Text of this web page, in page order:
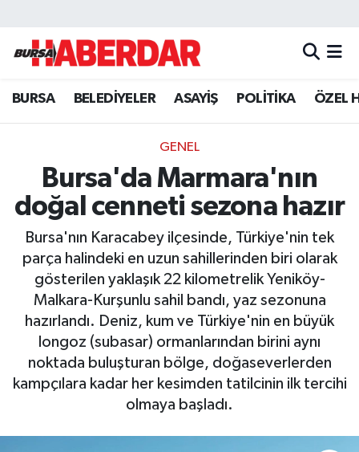
BURSA BELEDİYELER ASAYİŞ POLİTİKA ÖZEL
GENEL
Bursa'da Marmara'nın
doğal cenneti sezona hazır
Bursa'nın Karacabey ilçesinde, Türkiye'nin tek
parça halindeki en uzun sahillerinden biri olarak
gösterilen yaklaşık 22 kilometrelik Yeniköy-
Malkara-Kurşunlu sahil bandı, yaz sezonuna
hazırlandı. Deniz, kum ve Türkiye'nin en büyük
longoz (subasar) ormanlarından birini aynı
noktada buluşturan bölge, doğaseverlerden
kampçılara kadar her kesimden tatilcinin ilk tercihi
olmaya başladı.
Hava Durumu
Trafik Durumu
Süper Lig Puan Durumu ve Fikstür
Tüm Manşetler
Son Dakika Haberleri
Haber Arşivi